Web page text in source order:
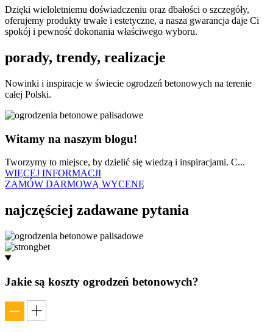
Dzięki wieloletniemu doświadczeniu oraz dbałości o szczegóły,
oferujemy produkty trwałe i estetyczne, a nasza gwarancja daje Ci
spokój i pewność dokonania właściwego wyboru.
porady, trendy, realizacje
Nowinki i inspiracje w świecie ogrodzeń betonowych na terenie
całej Polski.
Witamy na naszym blogu!
Tworzymy to miejsce, by dzielić się wiedzą i inspiracjami. C...
WIĘCEJ INFORMACJI
ZAMÓW DARMOWĄ WYCENĘ
najczęściej zadawane pytania
Jakie są koszty ogrodzeń betonowych?